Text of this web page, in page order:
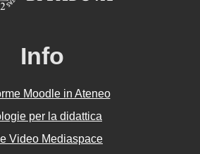
Info
Moodle in Ateneo
per la didattica
Video Mediaspace